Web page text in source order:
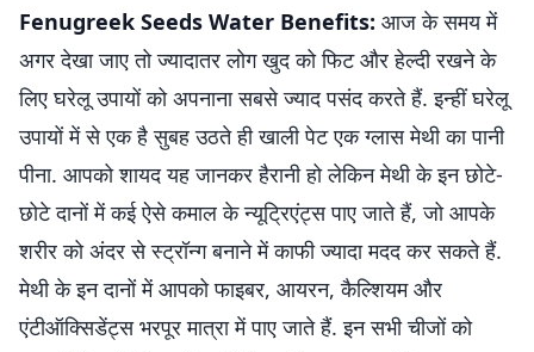
Fenugreek Seeds Water Benefits: आज के समय में
अगर देखा जाए तो ज्यादातर लोग खुद को फिट और हेल्दी रखने के
लिए घरेलू उपायों को अपनाना सबसे ज्याद पसंद करते हैं. इन्हीं घरेलू
उपायों में से एक है सुबह उठते ही खाली पेट एक ग्लास मेथी का पानी
पीना. आपको शायद यह जानकर हैरानी हो लेकिन मेथी के इन छोटे-
छोटे दानों में कई ऐसे कमाल के न्यूट्रिएंट्स पाए जाते हैं, जो आपके
शरीर को अंदर से स्ट्रॉन्ग बनाने में काफी ज्यादा मदद कर सकते हैं.
मेथी के इन दानों में आपको फाइबर, आयरन, कैल्शियम और
एंटीऑक्सिडेंट्स भरपूर मात्रा में पाए जाते हैं. इन सभी चीजों को